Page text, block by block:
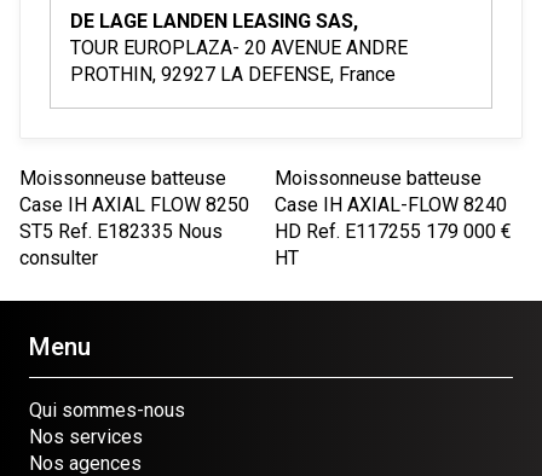
DE LAGE LANDEN LEASING SAS,
TOUR EUROPLAZA- 20 AVENUE ANDRE
PROTHIN, 92927 LA DEFENSE, France
Moissonneuse batteuse
Case IH AXIAL FLOW 8250
ST5 Ref. E182335 Nous
consulter
Moissonneuse batteuse
Case IH AXIAL-FLOW 8240
HD Ref. E117255 179 000 €
HT
Menu
Qui sommes-nous
Nos services
Nos agences